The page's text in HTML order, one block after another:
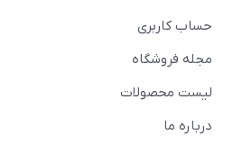
حساب کاربری
مجله فروشگاه
لیست محصولات
درباره ما